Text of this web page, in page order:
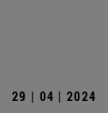
29 | 04 | 2024